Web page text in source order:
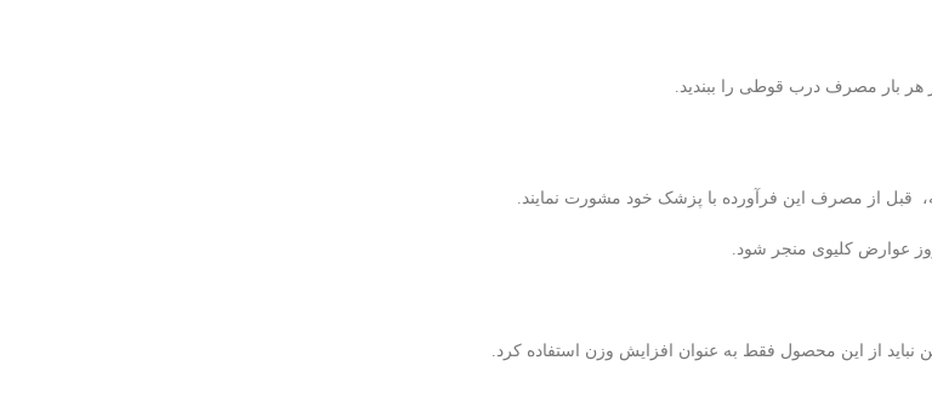
بار مصرف درب قوطی را ببندید.
عوارض کليوی منجر شود.
از اين محصول فقط به عنوان افزايش وزن استفاده كرد.